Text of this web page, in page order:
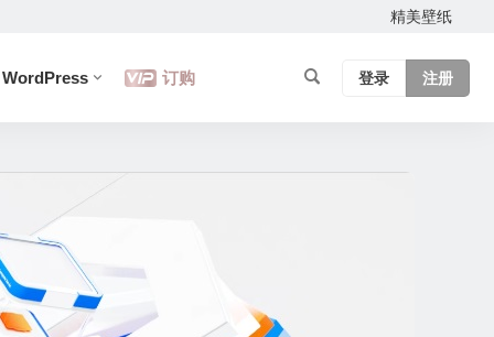
精美壁纸
WordPress 订购 登录 注册